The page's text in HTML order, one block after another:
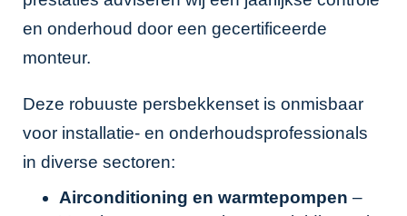
en onderhoud door een gecertificeerde
monteur.
Deze robuuste persbekkenset is onmisbaar
voor installatie- en onderhoudsprofessionals
in diverse sectoren:
Airconditioning en warmtepompen –